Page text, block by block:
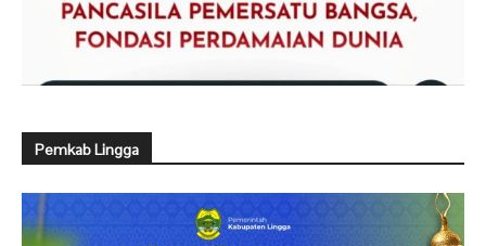
Pemkab Lingga